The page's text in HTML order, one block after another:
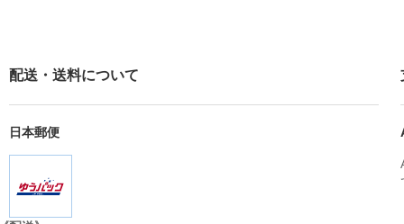
配送・送料について
日本郵便